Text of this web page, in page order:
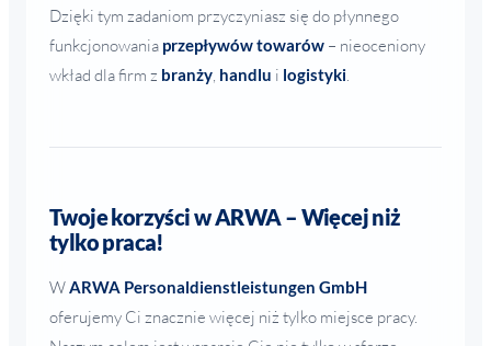
Dzięki tym zadaniom przyczyniasz się do płynnego
funkcjonowania przepływów towarów – nieoceniony
wkład dla firm z branży, handlu i logistyki.
Twoje korzyści w ARWA – Więcej niż
tylko praca!
WARWA Personaldienstleistungen GmbH
oferujemy Ci znacznie więcej niż tylko miejsce pracy.